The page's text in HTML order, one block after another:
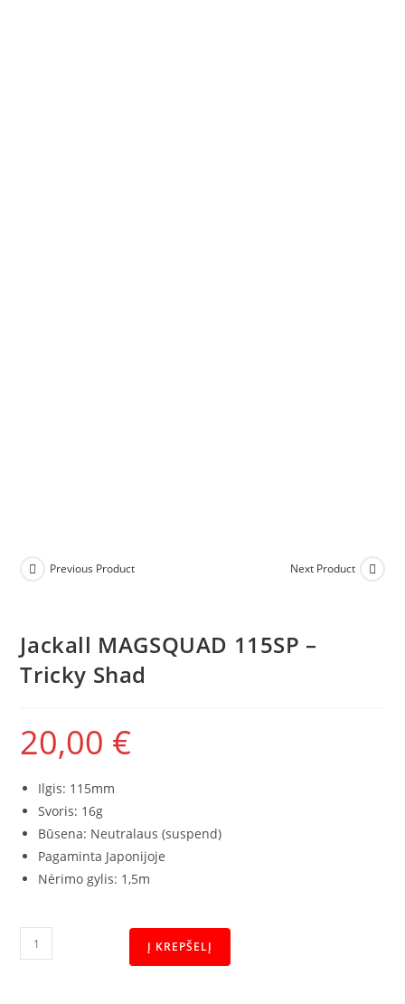
Previous Product Next Product
Jackall MAGSQUAD 115SP –
Tricky Shad
20,00 €
Ilgis: 115mm
Svoris: 16g
Būsena: Neutralaus (suspend)
Pagaminta Japonijoje
Nėrimo gylis: 1,5m
Į KREPŠELĮ